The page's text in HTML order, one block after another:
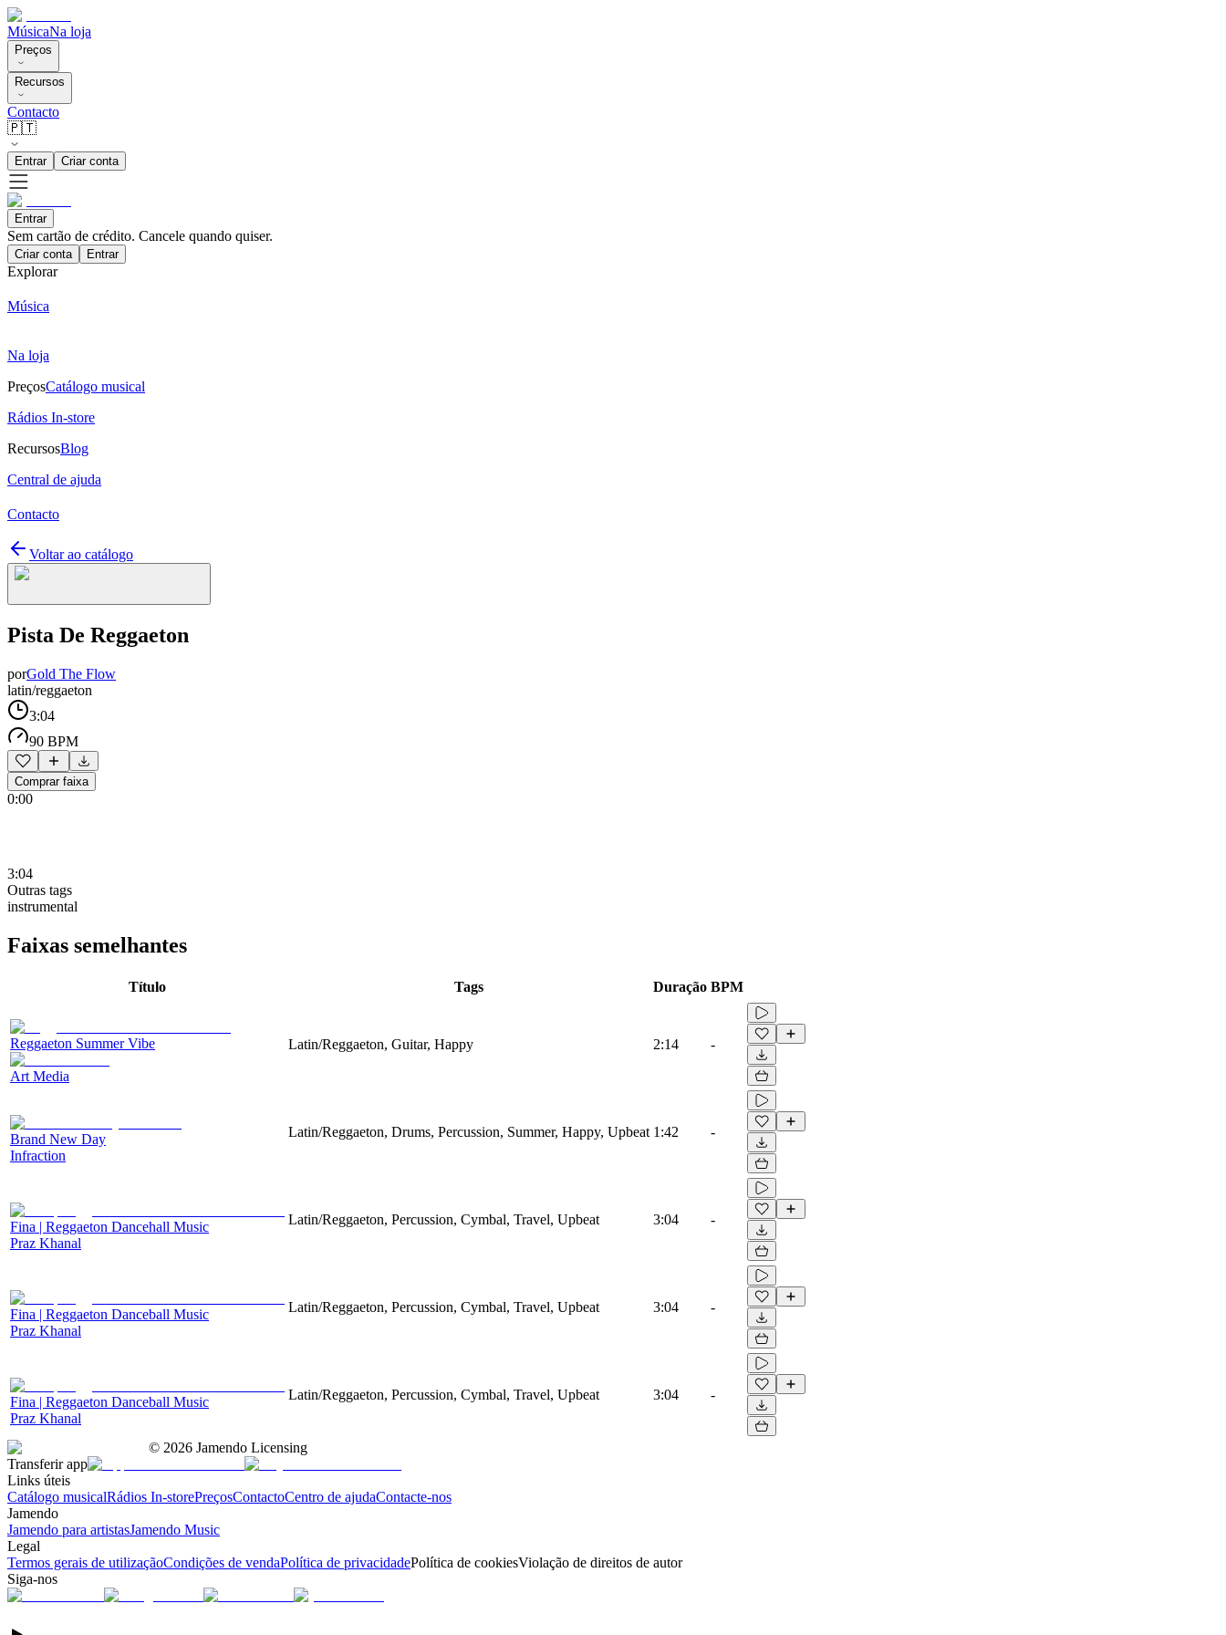
MúsicaNa loja
Preços
Recursos
Contacto
🇵🇹
Entrar Criar conta
Entrar
Sem cartão de crédito. Cancele quando quiser.
Criar conta Entrar
Explorar
Música
Na loja
PreçosCatálogo musical
Rádios In-store
RecursosBlog
Central de ajuda
Contacto
Voltar ao catálogo
Pista De Reggaeton
porGold The Flow
latin/reggaeton
3:04
90 BPM
Comprar faixa
0:00
3:04
Outras tags
instrumental
Faixas semelhantes
Título Tags Duração BPM
Reggaeton Summer Vibe
Art Media
Latin/Reggaeton, Guitar, Happy 2:14 -
Brand New Day
Infraction
Latin/Reggaeton, Drums, Percussion, Summer, Happy, Upbeat 1:42 -
Fina | Reggaeton Dancehall Music
Praz Khanal
Latin/Reggaeton, Percussion, Cymbal, Travel, Upbeat 3:04 -
Fina | Reggaeton Danceball Music
Praz Khanal
Latin/Reggaeton, Percussion, Cymbal, Travel, Upbeat 3:04 -
Fina | Reggaeton Danceball Music
Praz Khanal
Latin/Reggaeton, Percussion, Cymbal, Travel, Upbeat 3:04 -
© 2026 Jamendo Licensing
Transferir app
Links úteis
Catálogo musicalRádios In-storePreçosContactoCentro de ajudaContacte-nos
Jamendo
Jamendo para artistasJamendo Music
Legal
Termos gerais de utilizaçãoCondições de vendaPolítica de privacidadePolítica de cookiesViolação de direitos de autor
Siga-nos